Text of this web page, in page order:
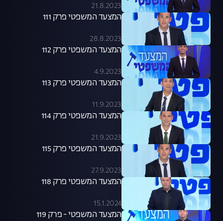
21.8.2023
המצעד המשפטי פרק 111
28.8.2023
המצעד המשפטי פרק 112
4.9.2023
המצעד המשפטי פרק 113
11.9.2023
המצעד המשפטי פרק 114
21.9.2023
המצעד המשפטי פרק 115
27.9.2023
המצעד המשפטי פרק 118
15.1.2024
המצעד המשפטי - פרק 119